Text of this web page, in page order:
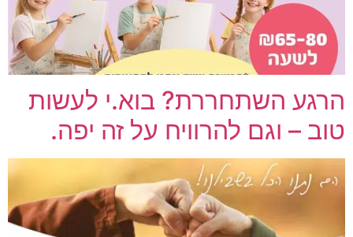
הרגע השתחררת? בוא.י לעשות
טוב – וגם להרוויח על זה יפה.